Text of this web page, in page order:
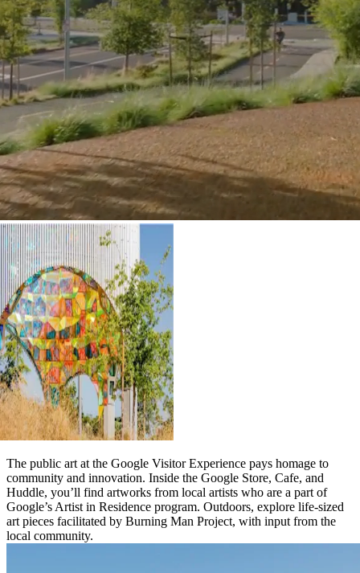
The public art at the Google Visitor Experience pays homage to
community and innovation. Inside the Google Store, Cafe, and
Huddle, you’ll find artworks from local artists who are a part of
Google’s Artist in Residence program. Outdoors, explore life-sized
art pieces facilitated by Burning Man Project, with input from the
local community.